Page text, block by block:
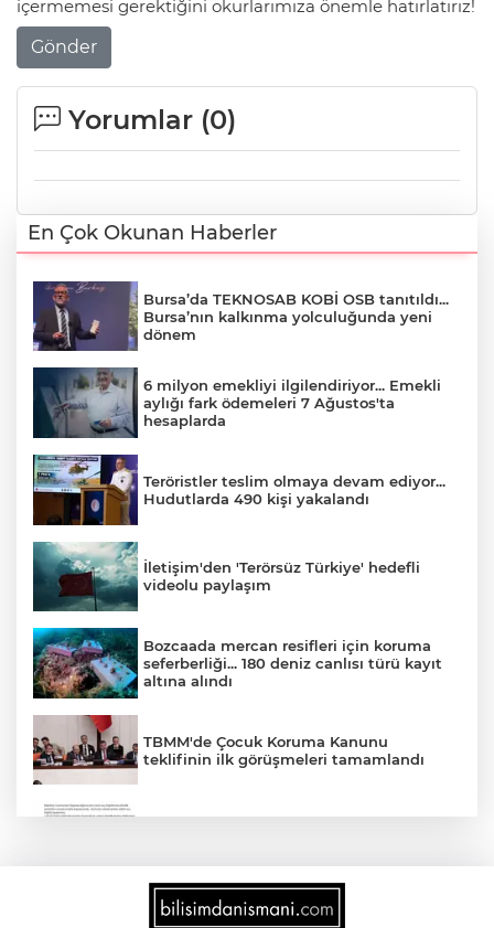
içermemesi gerektiğini okurlarımıza önemle hatırlatırız!
Gönder
Yorumlar (0)
En Çok Okunan Haberler
Bursa’da TEKNOSAB KOBİ OSB tanıtıldı...
Bursa’nın kalkınma yolculuğunda yeni
dönem
6 milyon emekliyi ilgilendiriyor... Emekli
aylığı fark ödemeleri 7 Ağustos'ta
hesaplarda
Teröristler teslim olmaya devam ediyor...
Hudutlarda 490 kişi yakalandı
İletişim'den 'Terörsüz Türkiye' hedefli
videolu paylaşım
Bozcaada mercan resifleri için koruma
seferberliği... 180 deniz canlısı türü kayıt
altına alındı
TBMM'de Çocuk Koruma Kanunu
teklifinin ilk görüşmeleri tamamlandı
2025'te Ar-Ge'ye 254 milyar TL harcadık!